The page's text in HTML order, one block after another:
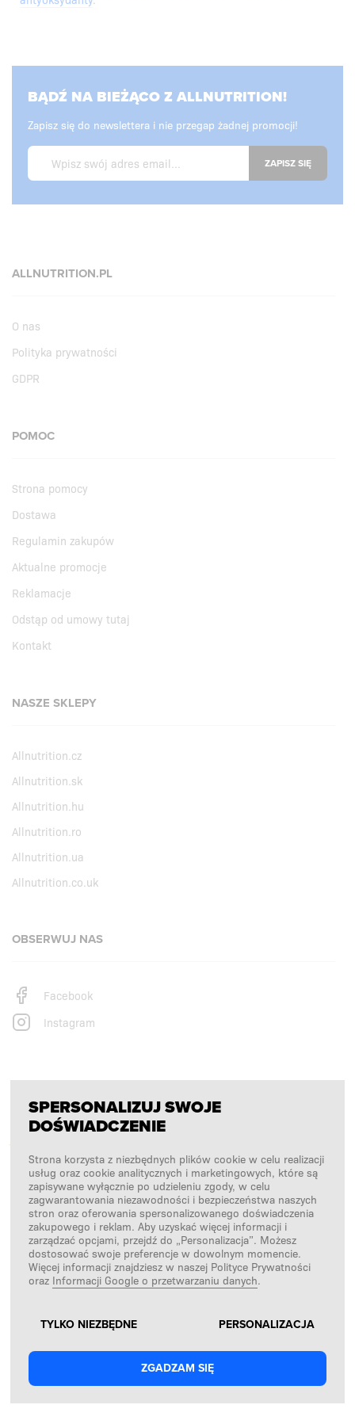
BĄDŹ NA BIEŻĄCO Z ALLNUTRITION!
Zapisz się do newslettera i nie przegap żadnej promocji!
ZAPISZ SIĘ
ALLNUTRITION.PL
O nas
Polityka prywatności
GDPR
POMOC
Strona pomocy
Dostawa
Regulamin zakupów
Aktualne promocje
Reklamacje
Odstąp od umowy tutaj
Kontakt
NASZE SKLEPY
Allnutrition.cz
Allnutrition.sk
Allnutrition.hu
Allnutrition.ro
Allnutrition.ua
Allnutrition.co.uk
OBSERWUJ NAS
Facebook
Instagram
NASI PARTNERZY LOGISTYCZNI
SPERSONALIZUJ SWOJE
DOŚWIADCZENIE
Strona korzysta z niezbędnych plików cookie w celu realizacji
usług oraz cookie analitycznych i marketingowych, które są
zapisywane wyłącznie po udzieleniu zgody, w celu
zagwarantowania niezawodności i bezpieczeństwa naszych
stron oraz oferowania spersonalizowanego doświadczenia
zakupowego i reklam. Aby uzyskać więcej informacji i
zarządzać opcjami, przejdź do „Personalizacja”. Możesz
dostosować swoje preferencje w dowolnym momencie.
Więcej informacji znajdziesz w naszej Polityce Prywatności
oraz Informacji Google o przetwarzaniu danych.
TYLKO NIEZBĘDNE PERSONALIZACJA
ZGADZAM SIĘ